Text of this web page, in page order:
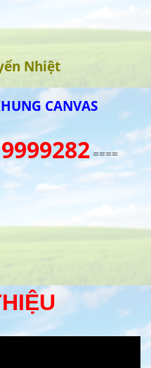
Nhiệt
CANVAS
====